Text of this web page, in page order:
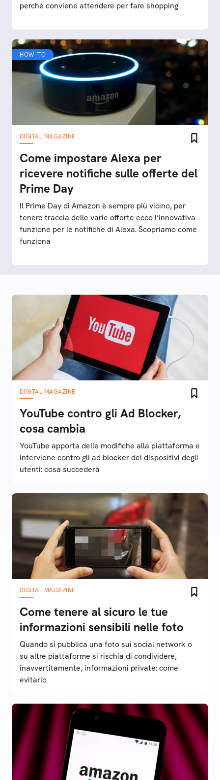
perché conviene attendere per fare shopping
HOW-TO
DIGITAL MAGAZINE
Come impostare Alexa per
ricevere notifiche sulle offerte del
Prime Day
Il Prime Day di Amazon è sempre più vicino, per
tenere traccia delle varie offerte ecco l’innovativa
funzione per le notifiche di Alexa. Scopriamo come
funziona
DIGITAL MAGAZINE
YouTube contro gli Ad Blocker,
cosa cambia
YouTube apporta delle modifiche alla piattaforma e
interviene contro gli ad blocker dei dispositivi degli
utenti: cosa succederà
DIGITAL MAGAZINE
Come tenere al sicuro le tue
informazioni sensibili nelle foto
Quando si pubblica una foto sui social network o
su altre piattaforme si rischia di condividere,
inavvertitamente, informazioni private: come
evitarlo